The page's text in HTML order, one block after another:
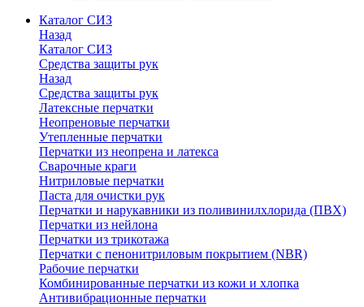
Каталог СИЗ
Назад
Каталог СИЗ
Средства защиты рук
Назад
Средства защиты рук
Латексные перчатки
Неопреновые перчатки
Утепленные перчатки
Перчатки из неопрена и латекса
Сварочные краги
Нитриловые перчатки
Паста для очистки рук
Перчатки и нарукавники из поливинилхлорида (ПВХ)
Перчатки из нейлона
Перчатки из трикотажа
Перчатки с пенонитриловым покрытием (NBR)
Рабочие перчатки
Комбинированные перчатки из кожи и хлопка
Антивибрационные перчатки